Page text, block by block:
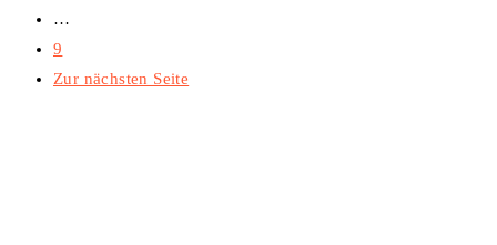
…
9
Zur nächsten Seite